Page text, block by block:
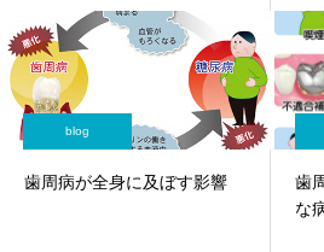
blog
歯周病が全身に及ぼす影響
歯
な